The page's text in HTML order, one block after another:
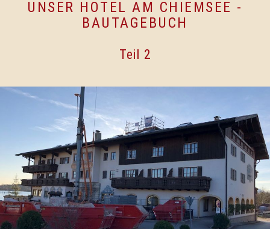
UNSER HOTEL AM CHIEMSEE -
BAUTAGEBUCH
Teil 2